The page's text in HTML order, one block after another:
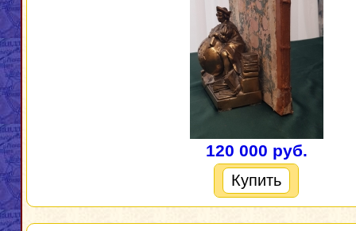
120 000 руб.
Купить